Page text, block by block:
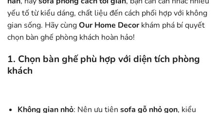
yếu tố từ kiểu dáng, chất liệu đến cách phối hợp với không
gian sống. Hãy cùngOur Home Decor khám phá bí quyết
chọn bàn ghế phòng khách hoàn hảo!
1. Chọn bàn ghế phù hợp với diện tích phòng
khách
Không gian nhỏ: Nên ưu tiên sofa gỗ nhỏ gọn, kiểu